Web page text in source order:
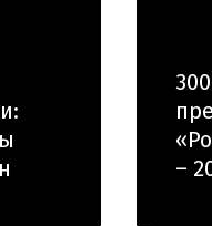
–